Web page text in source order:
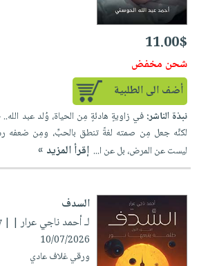
11.00$
شحن مخفض
أضف الى الطلبية
نبذة الناشر: في زاويةٍ هادئةٍ مِن الحياة، وُلد عبد
لكنَّه جعل مِن صمته لغةً تنطق بالحبِّ، ومِن ضعفه
ليست عن المرض، بل عن ا... إقرأ المزيد »
السدف
لـ أحمد ناجي عرار
|
10/07/2026
ورقي غلاف عادي